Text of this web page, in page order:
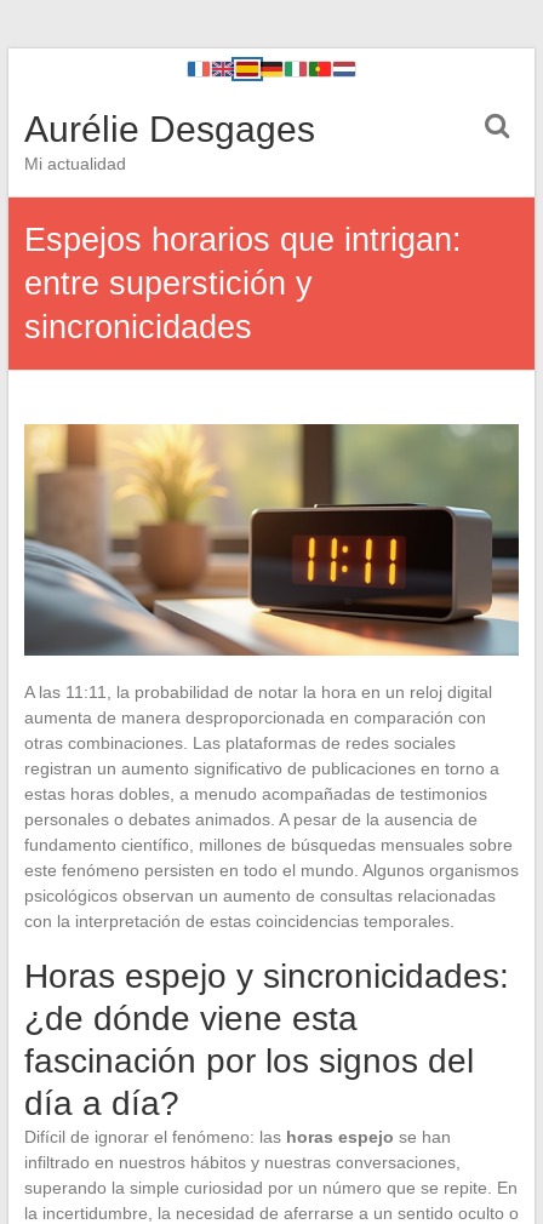
Aurélie Desgages
Mi actualidad
Espejos horarios que intrigan:
entre superstición y
sincronicidades
A las 11:11, la probabilidad de notar la hora en un reloj digital
aumenta de manera desproporcionada en comparación con
otras combinaciones. Las plataformas de redes sociales
registran un aumento significativo de publicaciones en torno a
estas horas dobles, a menudo acompañadas de testimonios
personales o debates animados. A pesar de la ausencia de
fundamento científico, millones de búsquedas mensuales sobre
este fenómeno persisten en todo el mundo. Algunos organismos
psicológicos observan un aumento de consultas relacionadas
con la interpretación de estas coincidencias temporales.
Horas espejo y sincronicidades:
¿de dónde viene esta
fascinación por los signos del
día a día?
Difícil de ignorar el fenómeno: las horas espejo se han
infiltrado en nuestros hábitos y nuestras conversaciones,
superando la simple curiosidad por un número que se repite. En
la incertidumbre, la necesidad de aferrarse a un sentido oculto o